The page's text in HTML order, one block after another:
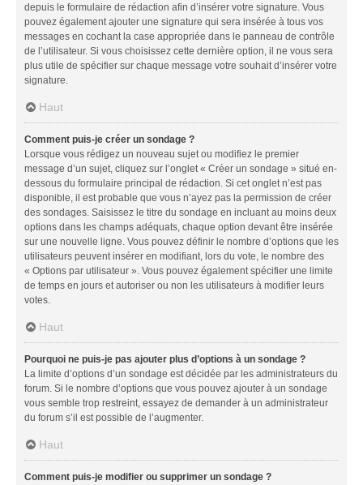
depuis le formulaire de rédaction afin d’insérer votre signature. Vous
pouvez également ajouter une signature qui sera insérée à tous vos
messages en cochant la case appropriée dans le panneau de contrôle
de l’utilisateur. Si vous choisissez cette dernière option, il ne vous sera
plus utile de spécifier sur chaque message votre souhait d’insérer votre
signature.
Haut
Comment puis-je créer un sondage ?
Lorsque vous rédigez un nouveau sujet ou modifiez le premier
message d’un sujet, cliquez sur l’onglet « Créer un sondage » situé en-
dessous du formulaire principal de rédaction. Si cet onglet n’est pas
disponible, il est probable que vous n’ayez pas la permission de créer
des sondages. Saisissez le titre du sondage en incluant au moins deux
options dans les champs adéquats, chaque option devant être insérée
sur une nouvelle ligne. Vous pouvez définir le nombre d’options que les
utilisateurs peuvent insérer en modifiant, lors du vote, le nombre des
« Options par utilisateur ». Vous pouvez également spécifier une limite
de temps en jours et autoriser ou non les utilisateurs à modifier leurs
votes.
Haut
Pourquoi ne puis-je pas ajouter plus d’options à un sondage ?
La limite d’options d’un sondage est décidée par les administrateurs du
forum. Si le nombre d’options que vous pouvez ajouter à un sondage
vous semble trop restreint, essayez de demander à un administrateur
du forum s’il est possible de l’augmenter.
Haut
Comment puis-je modifier ou supprimer un sondage ?